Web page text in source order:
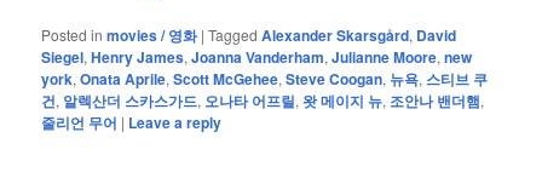
Posted in movies / 영화 |Tagged Alexander Skarsgård, David
Siegel,Henry James,Joanna Vanderham,Julianne Moore,new
york,Onata Aprile,Scott McGehee,Steve Coogan, 뉴욕, 스티브 쿠
건, 알렉산더 스카스가드, 오나타 어프릴,왓 메이지 뉴, 조안나 밴더햄,
줄리언 무어 | Leave a reply